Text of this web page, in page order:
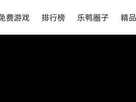
费游戏 排行榜 乐鸭圈子 精